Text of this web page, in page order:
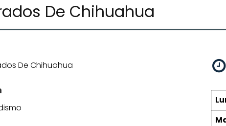
De Chihuahua
De Chihuahua